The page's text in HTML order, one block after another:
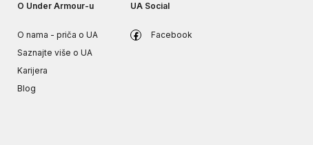
O Under Armour-u
O nama - priča o UA
Saznajte više o UA
Karijera
Blog
UA Social
Facebook